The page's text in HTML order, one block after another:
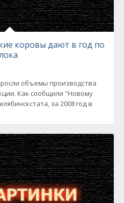
коровы дают в год по
объемы производства
Как сообщили "Новому
за 2008 год в